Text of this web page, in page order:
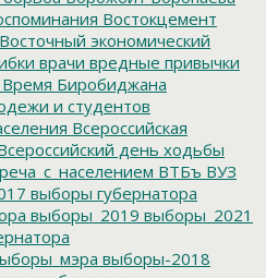
Востокцемент
Восточный экономический
врачи вредные привычки
Время Биробиджана
и студентов
Всероссийская
день ходьбы
ВТБъ ВУЗ
выборы губернатора
выборы_2019 выборы_2021
выборы-2018